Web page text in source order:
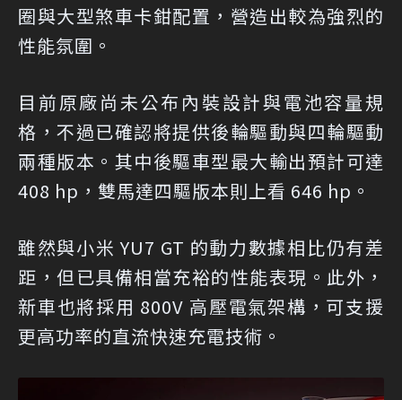
圈與大型煞車卡鉗配置，營造出較為強烈的
性能氛圍。
目前原廠尚未公布內裝設計與電池容量規
格，不過已確認將提供後輪驅動與四輪驅動
兩種版本。其中後驅車型最大輸出預計可達
408 hp，雙馬達四驅版本則上看 646 hp。
雖然與小米 YU7 GT 的動力數據相比仍有差
距，但已具備相當充裕的性能表現。此外，
新車也將採用 800V 高壓電氣架構，可支援
更高功率的直流快速充電技術。